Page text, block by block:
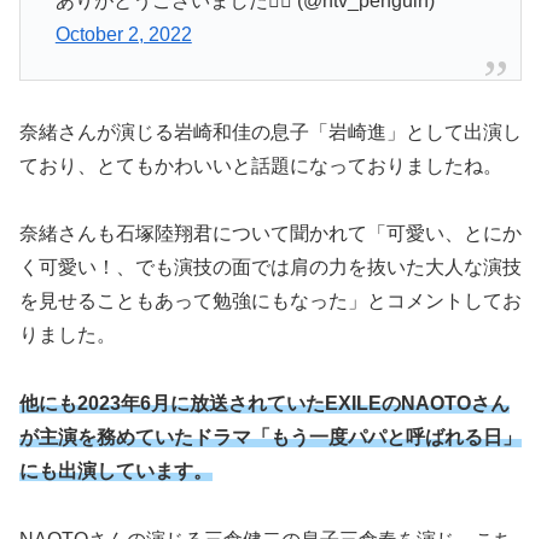
October 2, 2022
奈緒さんが演じる岩崎和佳の息子「岩崎進」として出演し
ており、とてもかわいいと話題になっておりましたね。
奈緒さんも石塚陸翔君について聞かれて「可愛い、とにか
く可愛い！、でも演技の面では肩の力を抜いた大人な演技
を見せることもあって勉強にもなった」とコメントしてお
りました。
他にも2023年6月に放送されていたEXILEのNAOTOさん
が主演を務めていたドラマ「もう一度パパと呼ばれる日」
にも出演しています。